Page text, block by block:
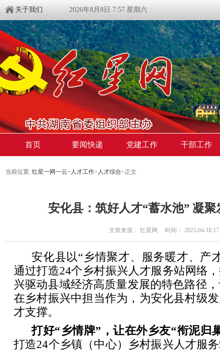
关于我们 2026年8月8日 7:57 星期六
首页 要闻快递 党建工作 干部工作
当前位置: 红星一网一云> 人才工作> 人才综合>正文
安化县：筑好人才“蓄水池” 凝聚
文章来源： 红星网 时间： 2025-04-18
安化县以“乡情聚才、服务暖才、产
通过打造24个乡村振兴人才服务站网络
兴驱动县域经济高质量发展的特色路径
在乡村振兴中担当作为，为安化县村级
才支撑。
打好“乡情牌”，让在外乡友“衔泥归
打造24个乡镇（中心）乡村振兴人才服